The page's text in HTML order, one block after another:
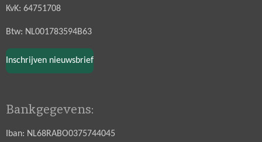
KvK: 64751708
Btw: NL001783594B63
Inschrijven nieuwsbrief
Bankgegevens:
Iban: NL68RABO0375744045